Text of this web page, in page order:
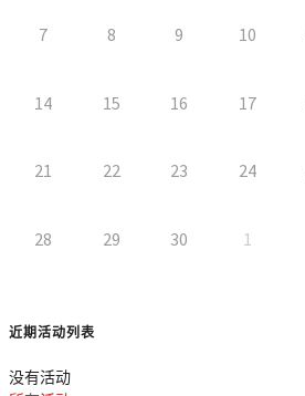
7 8 9 10
14 15 16 17
21 22 23 24
28 29 30 1
近期活动列表
没有活动